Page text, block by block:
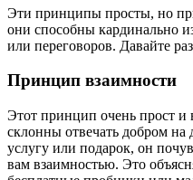
Эти принципы просты, но
они способны кардинально
или переговоров. Давайте
Принцип взаимности
Этот принцип очень прост
склонны отвечать добром
услугу или подарок, он
вам взаимностью. Это